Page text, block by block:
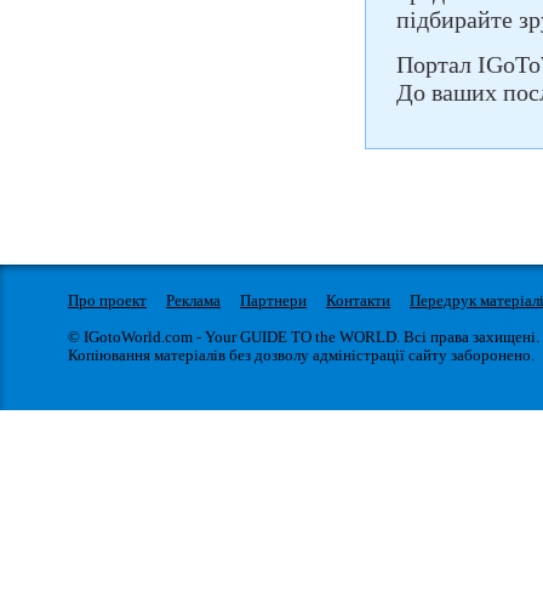
підбирайте
Портал
До ваших
Про проект Реклама Партнери Контакти
Передрук
© IGotoWorld.com - Your GUIDE TO the WORLD. Всі права захищені.
Копіювання матеріалів без дозволу адміністрації сайту заборонено.